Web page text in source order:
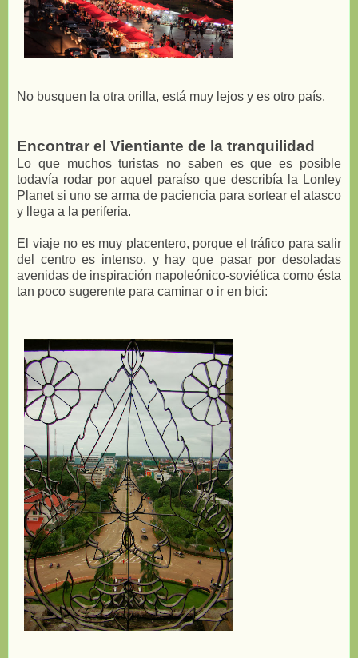
No busquen la otra orilla, está muy lejos y es otro país.
Encontrar el Vientiante de la tranquilidad
Lo que muchos turistas no saben es que es posible
todavía rodar por aquel paraíso que describía la Lonley
Planet si uno se arma de paciencia para sortear el atasco
y llega a la periferia.
El viaje no es muy placentero, porque el tráfico para salir
del centro es intenso, y hay que pasar por desoladas
avenidas de inspiración napoleónico-soviética como ésta
tan poco sugerente para caminar o ir en bici: